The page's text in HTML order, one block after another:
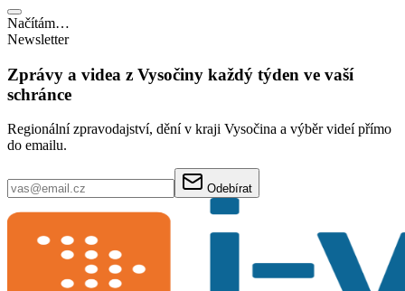
Načítám…
Newsletter
Zprávy a videa z Vysočiny každý týden ve vaší
schránce
Regionální zpravodajství, dění v kraji Vysočina a výběr videí přímo
do emailu.
Odebírat